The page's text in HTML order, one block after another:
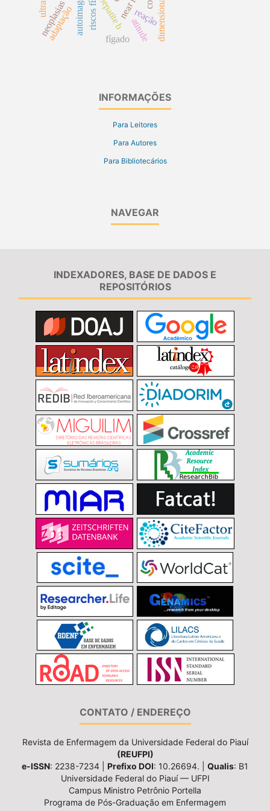
hepatite b
autoimagem reação
fígado
adaptação atitude
INFORMAÇÕES
Para Leitores
Para Autores
Para Bibliotecários
NAVEGAR
INDEXADORES, BASE DE DADOS E
REPOSITÓRIOS
CONTATO / ENDEREÇO
Revista de Enfermagem da Universidade Federal do Piauí
(REUFPI)
e-ISSN: 2238-7234 | Prefixo DOI: 10.26694. | Qualis: B1
Universidade Federal do Piauí — UFPI
Campus Ministro Petrônio Portella
Programa de Pós-Graduação em Enfermagem